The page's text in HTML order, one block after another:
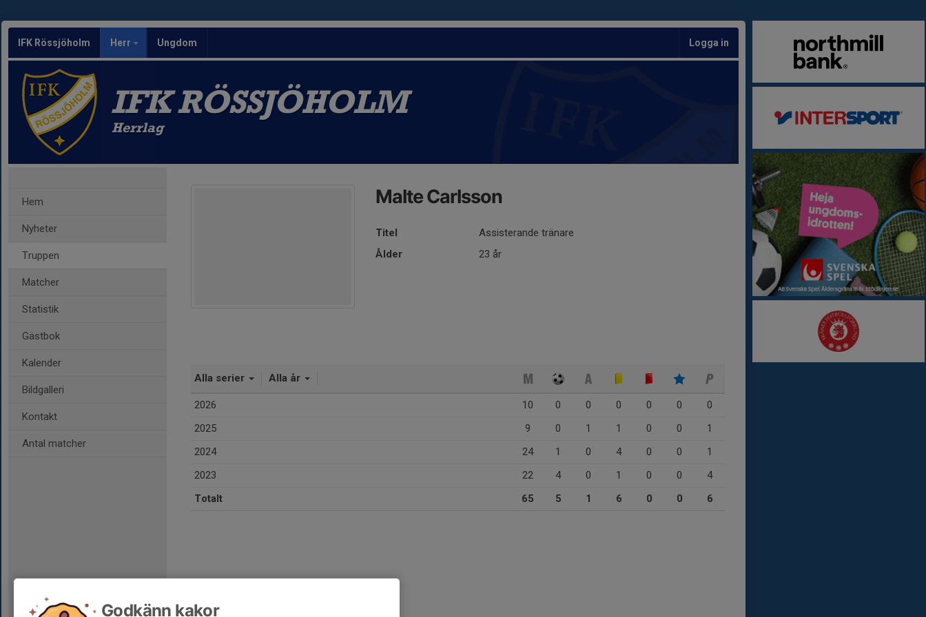
IFK Rössjöholm Herr Ungdom Logga in
IFK RÖSSJÖHOLM
Herrlag
Hem
Nyheter
Truppen
Matcher
Statistik
Gästbok
Kalender
Bildgalleri
Kontakt
Antal matcher
Malte Carlsson
Titel
Assisterande tränare
Ålder
23 år
Alla serier Alla år
2026 10 0 0 0 0 0
0
2025
9 0 1 1 0 0
1
2024
24 1 0 4 0 0
1
2023
22 4 0 1 0 0
4
Totalt
65 5 1 6 0 0 6
Godkänn kakor